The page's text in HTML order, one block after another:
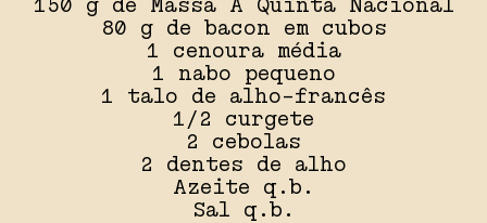
150 g de Massa A Quinta Nacional
80 g de bacon em cubos
1 cenoura média
1 nabo pequeno
1 talo de alho-francês
1/2 curgete
2 cebolas
2 dentes de alho
Azeite q.b.
Sal q.b.